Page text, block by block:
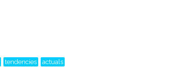
tendencies actuals